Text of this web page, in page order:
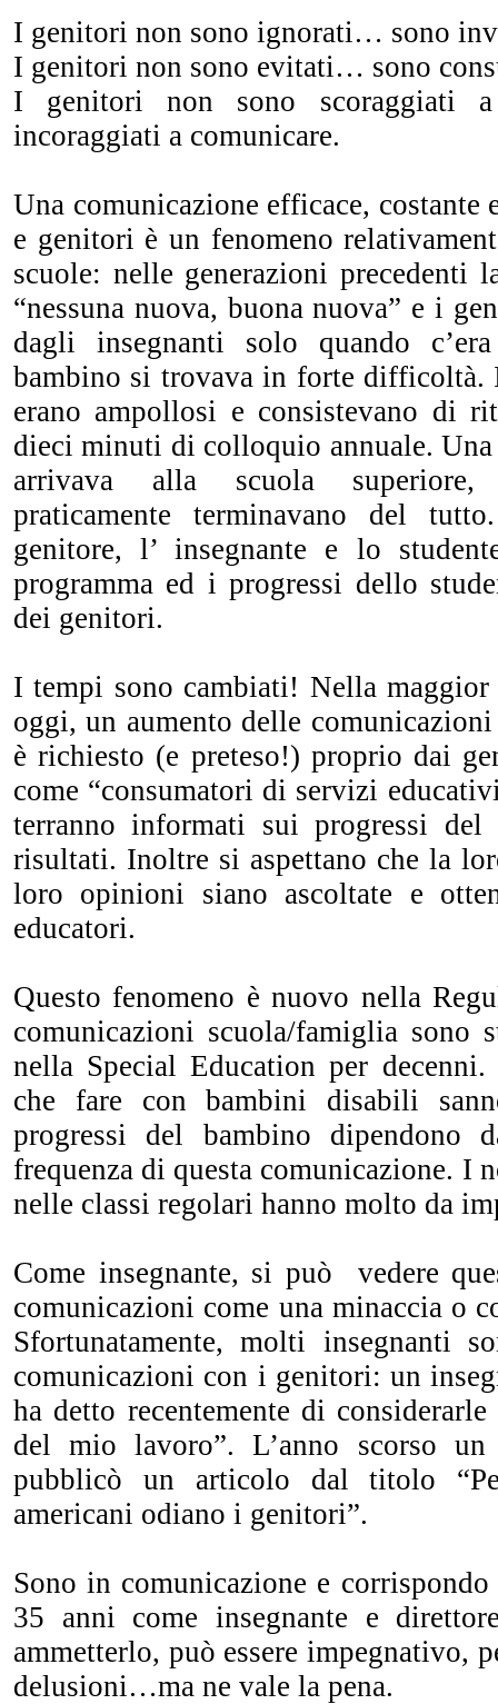
I genitori non sono ignorati… sono
I genitori non sono evitati… sono
I genitori non sono scoraggiati
incoraggiati a comunicare.
Una comunicazione efficace, costante
e genitori è un fenomeno
scuole: nelle generazioni precedenti
“nessuna nuova, buona nuova” e i
dagli insegnanti solo quando
bambino si trovava in forte difficoltà.
erano ampollosi e consistevano di
dieci minuti di colloquio annuale.
arrivava alla scuola superiore,
praticamente terminavano del
genitore, l’ insegnante e lo
programma ed i progressi dello
dei genitori.
I tempi sono cambiati! Nella maggior
oggi, un aumento delle
è richiesto (e preteso!) proprio dai
come “consumatori di servizi
terranno informati sui progressi
risultati. Inoltre si aspettano che la
loro opinioni siano ascoltate e
educatori.
Questo fenomeno è nuovo nella
comunicazioni scuola/famiglia sono
nella Special Education per
che fare con bambini disabili
progressi del bambino dipendono
frequenza di questa comunicazione. I
nelle classi regolari hanno molto da
Come insegnante, si può vedere
comunicazioni come una minaccia o
Sfortunatamente, molti insegnanti
comunicazioni con i genitori: un
ha detto recentemente di
del mio lavoro”. L’anno scorso un
pubblicò un articolo dal titolo
americani odiano i genitori”.
Sono in comunicazione e
35 anni come insegnante e
ammetterlo, può essere impegnativo,
delusioni…ma ne vale la pena.